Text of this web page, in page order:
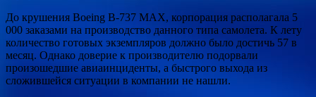
До крушения Boeing B-737 MAX, корпорация располагала 5
000 заказами на производство данного типа самолета. К лету
количество готовых экземпляров должно было достичь 57 в
месяц. Однако доверие к производителю подорвали
произошедшие авиаинциденты, а быстрого выхода из
сложившейся ситуации в компании не нашли.